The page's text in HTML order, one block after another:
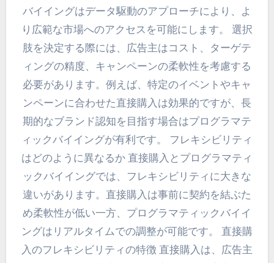
バイイングはデータ駆動のアプローチにより、よ
り広範な市場へのアクセスを可能にします。 選択
肢を決定する際には、広告主はコスト、ターゲテ
ィングの精度、キャンペーンの柔軟性を考慮する
必要があります。例えば、特定のイベントやキャ
ンペーンに合わせた直接購入は効果的ですが、長
期的なブランド認知を目指す場合はプログラマテ
ィックバイイングが有利です。 フレキシビリティ
はどのように異なるか 直接購入とプログラマティ
ックバイイングでは、フレキシビリティに大きな
違いがあります。直接購入は事前に契約を結ぶた
め柔軟性が低い一方、プログラマティックバイイ
ングはリアルタイムでの調整が可能です。 直接購
入のフレキシビリティの特徴 直接購入は、広告主